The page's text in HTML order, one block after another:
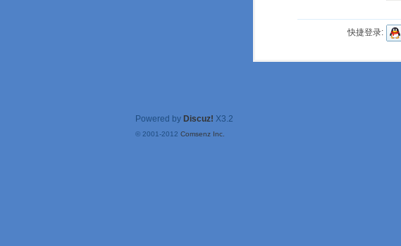
快捷登录:
Powered by Discuz! X3.2
© 2001-2012 Comsenz Inc.